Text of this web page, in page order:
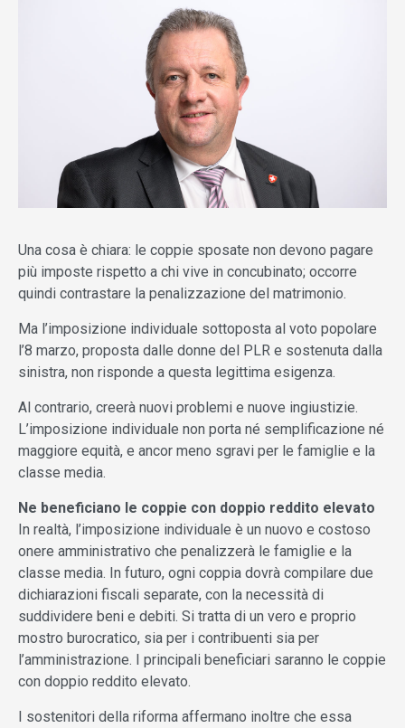
Una cosa è chiara: le coppie sposate non devono pagare
più imposte rispetto a chi vive in concubinato; occorre
quindi contrastare la penalizzazione del matrimonio.
Ma l’imposizione individuale sottoposta al voto popolare
l’8 marzo, proposta dalle donne del PLR e sostenuta dalla
sinistra, non risponde a questa legittima esigenza.
Al contrario, creerà nuovi problemi e nuove ingiustizie.
L’imposizione individuale non porta né semplificazione né
maggiore equità, e ancor meno sgravi per le famiglie e la
classe media.
Ne beneficiano le coppie con doppio reddito elevato
In realtà, l’imposizione individuale è un nuovo e costoso
onere amministrativo che penalizzerà le famiglie e la
classe media. In futuro, ogni coppia dovrà compilare due
dichiarazioni fiscali separate, con la necessità di
suddividere beni e debiti. Si tratta di un vero e proprio
mostro burocratico, sia per i contribuenti sia per
l’amministrazione. I principali beneficiari saranno le coppie
con doppio reddito elevato.
I sostenitori della riforma affermano inoltre che essa